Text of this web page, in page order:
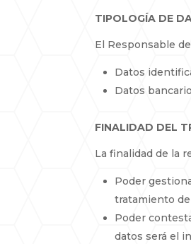
TIPOLOGÍA DE
El Responsable
Datos
Datos
FINALIDAD DEL
La finalidad de la
Poder
tratamiento
Poder
datos será el